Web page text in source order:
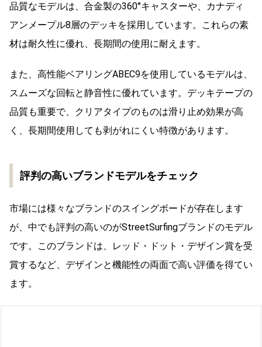
品質なモデルは、合金製の360°キャスターや、カナディ
アンメープル8層のデッキを採用しています。これらの素
材は耐久性に優れ、長期間の使用に耐えます。
また、高性能ベアリングABEC9を使用しているモデルは、
スムーズな回転と静音性に優れています。デッキテープの
品質も重要で、クリアタイプのものは滑り止め効果が高
く、長期間使用しても剥がれにくい特徴があります。
評判の高いブランドモデルをチェック
市場には様々なブランドのスイングボードが存在します
が、中でも評判の高いのがStreetSurfingブランドのモデル
です。このブランドは、レッド・ドット・デザイン賞を受
賞するなど、デザインと機能性の両面で高い評価を得てい
ます。